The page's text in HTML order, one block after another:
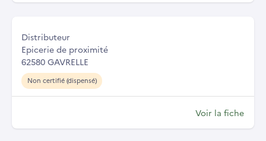
Distributeur
Epicerie de proximité
62580 GAVRELLE
Non certifié (dispensé)
Voir la fiche